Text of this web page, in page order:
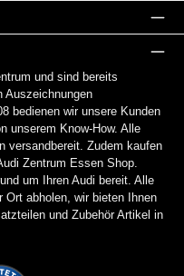
und sind bereits
Auszeichnungen
bedienen wir unsere Kunden
unserem Know-How. Alle
versandbereit. Zudem kaufen
Zentrum Essen Shop.
um Ihren Audi bereit. Alle
abholen, wir bieten Ihnen
und Zubehör Artikel in